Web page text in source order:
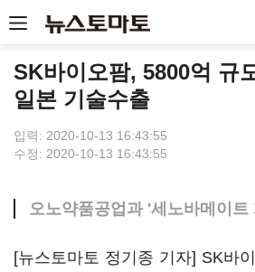
SK바이오팜, 5800억 규
일본 기술수출
입력: 2020-10-13 16:43:55
수정: 2020-10-13 16:43:55
오노약품공업과 '세노바메이트
[뉴스토마토 정기종 기자] SK바